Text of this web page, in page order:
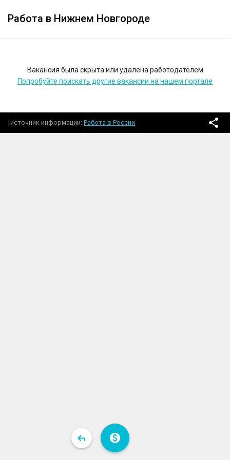
Работа в Нижнем Новгороде
Вакансия была скрыта или удалена работодателем
Попробуйте поискать другие вакансии на нашем портале
источник информации Работа в России